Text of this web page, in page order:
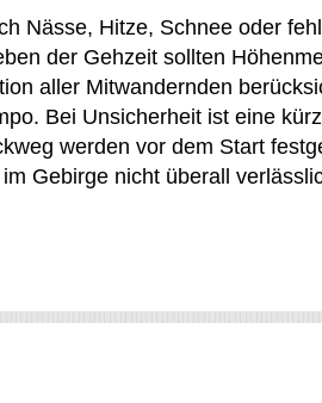
Nässe, Hitze, Schnee oder
der Gehzeit sollten
aller Mitwandernden
Bei Unsicherheit ist eine
werden vor dem Start
Gebirge nicht überall